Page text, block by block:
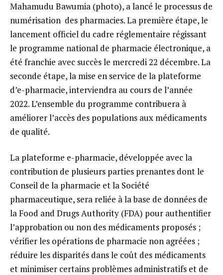
Mahamudu Bawumia (photo), a lancé le processus de
numérisation des pharmacies. La première étape, le
lancement officiel du cadre réglementaire régissant
le programme national de pharmacie électronique, a
été franchie avec succès le mercredi 22 décembre. La
seconde étape, la mise en service de la plateforme
d’e-pharmacie, interviendra au cours de l’année
2022. L’ensemble du programme contribuera à
améliorer l’accès des populations aux médicaments
de qualité.
La plateforme e-pharmacie, développée avec la
contribution de plusieurs parties prenantes dont le
Conseil de la pharmacie et la Société
pharmaceutique, sera reliée à la base de données de
la Food and Drugs Authority (FDA) pour authentifier
l’approbation ou non des médicaments proposés ;
vérifier les opérations de pharmacie non agréées ;
réduire les disparités dans le coût des médicaments
et minimiser certains problèmes administratifs et de